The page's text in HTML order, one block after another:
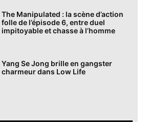
The Manipulated : la scène d’action
folle de l’épisode 6, entre duel
impitoyable et chasse à l’homme
Yang Se Jong brille en gangster
charmeur dans Low Life